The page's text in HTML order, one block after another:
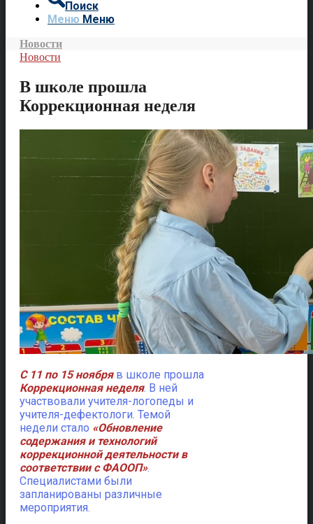
Поиск
Меню Меню
Новости
Новости
В школе прошла
Коррекционная неделя
C 11 по 15 ноябряв школе прошла
Коррекционная неделя. В ней
участвовали учителя-логопеды и
учителя-дефектологи. Темой
недели стало «Обновление
содержания и технологий
коррекционной деятельности в
соответствии с ФАООП».
Специалистами были
запланированы различные
мероприятия.